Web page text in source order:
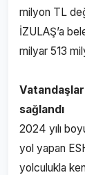
milyon TL
İZULAŞ’a
milyar 513
sağlandı
2024 yılı
yol yapan
yolculukla